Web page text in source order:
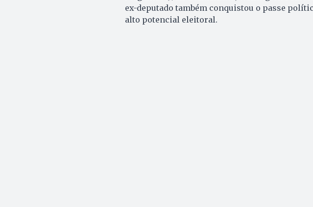
ex-deputado também conquistou o passe
alto potencial eleitoral.